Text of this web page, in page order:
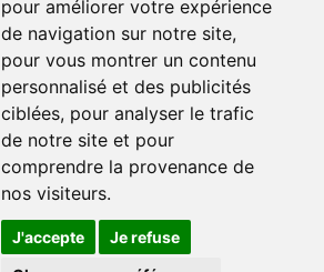
pour améliorer votre expérience
de navigation sur notre site,
pour vous montrer un contenu
personnalisé et des publicités
ciblées, pour analyser le trafic
de notre site et pour
comprendre la provenance de
nos visiteurs.
J'accepte
Je refuse